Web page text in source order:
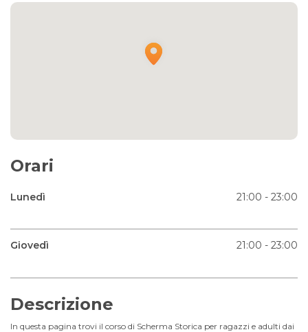
Orari
Lunedì 21:00 - 23:00
Giovedì 21:00 - 23:00
Descrizione
In questa pagina trovi il corso di Scherma Storica per ragazzi e adulti dai